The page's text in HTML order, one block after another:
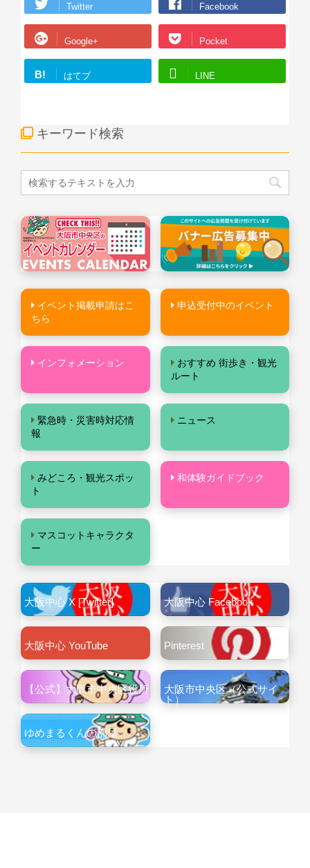
Twitter Facebook
Google+ Pocket
B! はてブ LINE
キーワード検索
イベント掲載申請はこ
ちら
申込受付中のイベント
インフォメーション
おすすめ 街歩き・観光
ルート
緊急時・災害時対応情
報
ニュース
みどころ・観光スポッ
ト
和体験ガイドブック
マスコットキャラクタ
ー
大阪中心 X [Twitter] 大阪中心 Facebook
大阪中心 YouTube Pinterest
【公式】大阪市中央区役所
大阪市中央区（公式サイ
ト）
ゆめまるくんの部屋